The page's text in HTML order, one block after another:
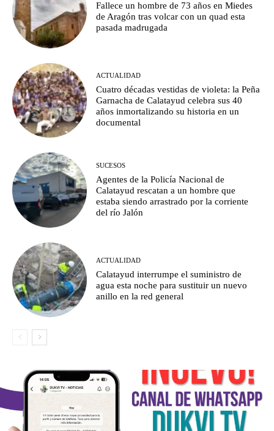
Fallece un hombre de 73 años en Miedes
de Aragón tras volcar con un quad esta
pasada madrugada
ACTUALIDAD
Cuatro décadas vestidas de violeta: la Peña
Garnacha de Calatayud celebra sus 40
años inmortalizando su historia en un
documental
SUCESOS
Agentes de la Policía Nacional de
Calatayud rescatan a un hombre que
estaba siendo arrastrado por la corriente
del río Jalón
ACTUALIDAD
Calatayud interrumpe el suministro de
agua esta noche para sustituir un nuevo
anillo en la red general